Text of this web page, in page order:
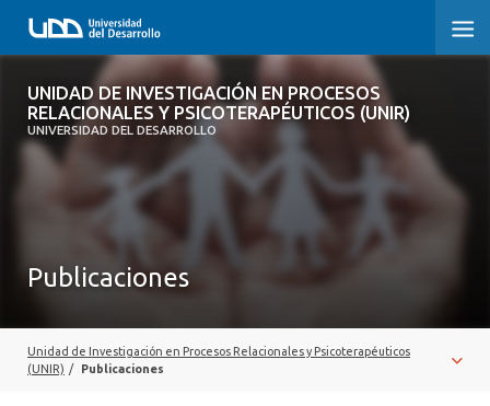
UNIDAD DE INVESTIGACIÓN EN PROCESOS
RELACIONALES Y PSICOTERAPÉUTICOS (UNIR)
UNIVERSIDAD DEL DESARROLLO
UNIDAD DE INVESTIGACIÓN EN
PROCESOS RELACIONALES Y
PSICOTERAPÉUTICOS (UNIR)
EQUIPO
Publicaciones
Unidad de Investigación en Procesos Relacionales y Psicoterapéuticos
(UNIR) / Publicaciones